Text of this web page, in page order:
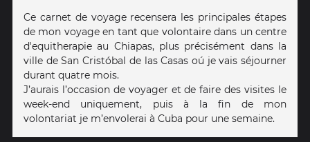
Ce carnet de voyage recensera les principales étapes
de mon voyage en tant que volontaire dans un centre
d'equitherapie au Chiapas, plus précisément dans la
ville de San Cristóbal de las Casas oú je vais séjourner
durant quatre mois.
J’aurais l’occasion de voyager et de faire des visites le
week-end uniquement, puis à la fin de mon
volontariat je m’envolerai à Cuba pour une semaine.